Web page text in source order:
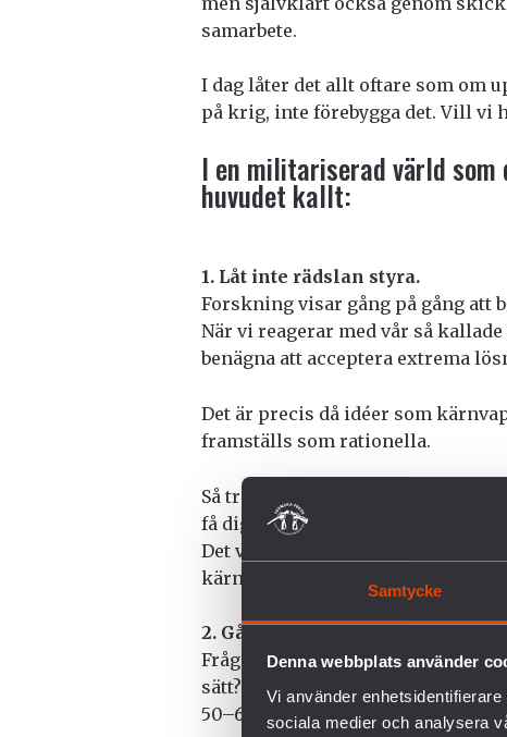
Samtycke
Denna webbplats använder
Vi använder
sociala medier och analysera
samarbete.
I dag låter det allt oftare som om
på krig, inte förebygga det. Vill vi
I en militariserad värld
huvudet kallt:
1. Låt inte rädslan styra.
Forskning visar gång på gång att
När vi reagerar med vår så
benägna att acceptera extrema
Det är precis då idéer som
framställs som rationella.
Så tro inte blint på auktoriteter
få dig att tro att kärnvapen skapar
Det verkliga hotet är att ge
kärnvapen, vapen för massmord.
2. Gå inte med på antagandena.
Fråga alltid: vem tjänar på att
sätt? Försvarsmakten
50–60-talen.